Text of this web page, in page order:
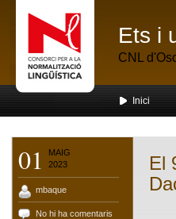
Ets i
CNL
Inici
01
MAIG
2023
mbaque
No hi ha comentaris
El